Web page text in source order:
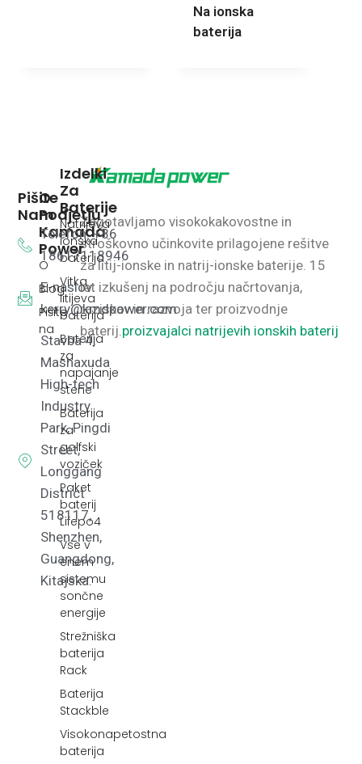
Na ionska
baterija
Zagotavljamo visokokakovostne in
stroškovno učinkovite prilagojene rešitve
za litij-ionske in natrij-ionske baterije. 15
let izkušenj na področju načrtovanja,
raziskav in razvoja ter proizvodnje
baterij.proizvajalci natrijevih ionskih baterij
Izdelki
Za
Baterije
Natrijeva
ionska
baterija
Vitka
litijeva
baterija
Baterija
za
napajanje
stene
Baterija
za
golfski
voziček
Paket
baterij
Lifepo4
Vse v
enem
sistemu
sončne
energije
Strežniška
baterija
Rack
Baterija
Stackble
Visokonapetostna
baterija
O
Podjetju
Kamada
Power
O
Blog
Pišite
na
Pišite
Nam
Telefon: +86
18617118946
E-naslov:
kerry@kmdpower.com
Stavba 4,
Mashaxuda
High-tech
Industry
Park, Pingdi
Street,
Longgang
District
518117,
Shenzhen,
Guangdong,
Kitajska.